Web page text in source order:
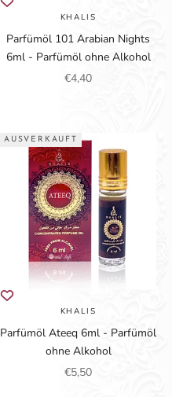
KHALIS
Parfümöl 101 Arabian Nights
6ml - Parfümöl ohne Alkohol
Angebot
€4,40
AUSVERKAUFT
KHALIS
Parfümöl Ateeq 6ml - Parfümöl
ohne Alkohol
Angebot
€5,50